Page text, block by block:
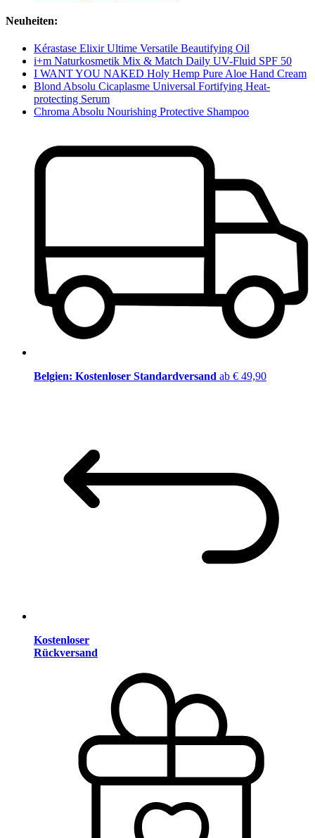
Neuheiten:
Kérastase Elixir Ultime Versatile Beautifying Oil
i+m Naturkosmetik Mix & Match Daily UV-Fluid SPF 50
I WANT YOU NAKED Holy Hemp Pure Aloe Hand Cream
Blond Absolu Cicaplasme Universal Fortifying Heat-
protecting Serum
Chroma Absolu Nourishing Protective Shampoo
Belgien: Kostenloser Standardversand ab € 49,90
Kostenloser
Rückversand